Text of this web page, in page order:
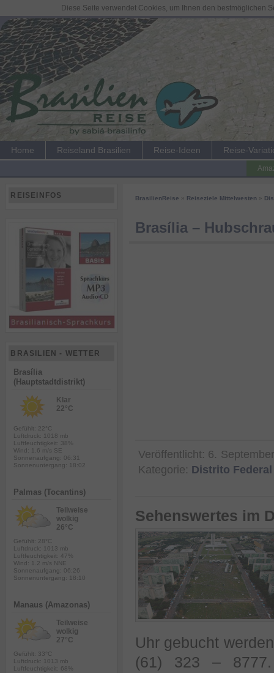
Home Reiseland Brasilien Reise-Ideen Reise-
BrasilienReise Reiseziele Mittelwesten
Brasília –
Veröffentlicht: 6.
Kategorie: Distrito Federal
Sehenswertes im
Uhr gebucht
(61) 323 –
REISEINFOS
BRASILIEN - WETTER
Brasília
(Hauptstadtdistrikt)
Klar
22°C
Gefühlt: 22°C
Luftdruck: 1018 mb
Luftfeuchtigkeit: 38%
Wind: 1.6 m/s SE
Sonnenaufgang: 06:31
Sonnenuntergang: 18:02
Palmas (Tocantins)
Teilweise
wolkig
26°C
Gefühlt: 28°C
Luftdruck: 1013 mb
Luftfeuchtigkeit: 47%
Wind: 1.2 m/s NNE
Sonnenaufgang: 06:26
Sonnenuntergang: 18:10
Manaus (Amazonas)
Teilweise
wolkig
27°C
Gefühlt: 33°C
Luftdruck: 1013 mb
Luftfeuchtigkeit: 68%
Diese Seite verwendet Cookies, um Ihnen den bestmöglichen